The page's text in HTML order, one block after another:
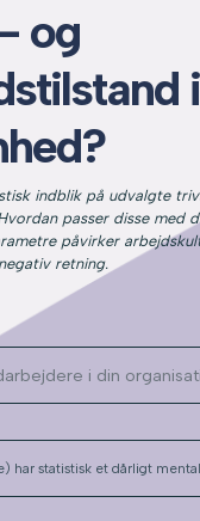
og
indblik på udvalgte
passer disse med
påvirker
retning.
har statistisk et dårligt